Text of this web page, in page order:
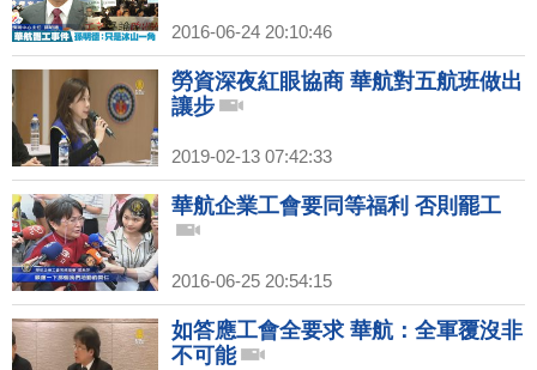
2016-06-24 20:10:46
勞資深夜紅眼協商 華航對五航班做出
讓步
2019-02-13 07:42:33
華航企業工會要同等福利 否則罷工
2016-06-25 20:54:15
如答應工會全要求 華航：全軍覆沒非
不可能